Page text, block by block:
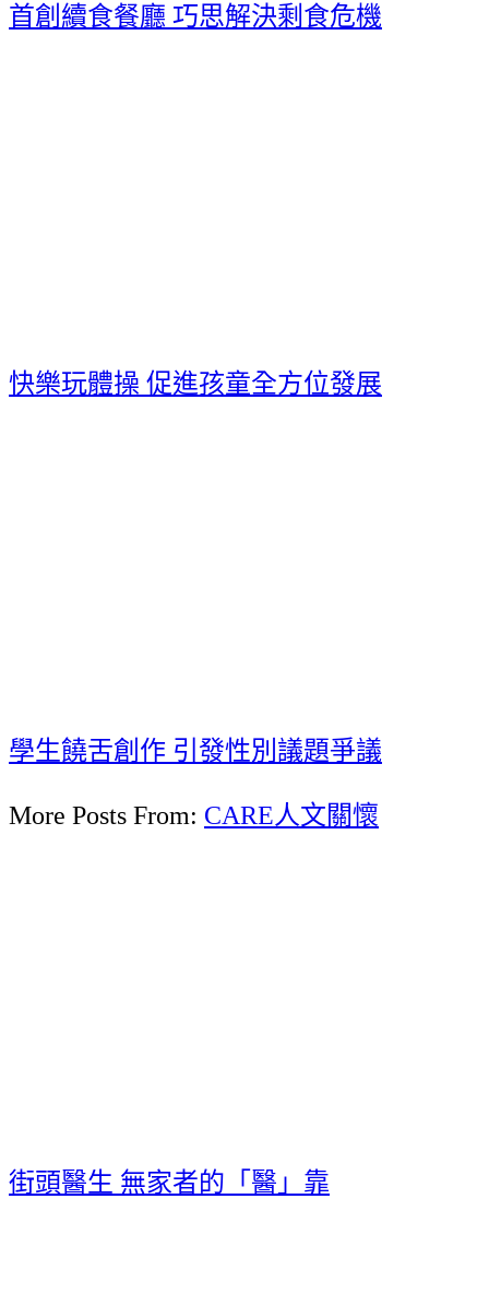
首創續食餐廳 巧思解決剩食危機
快樂玩體操 促進孩童全方位發展
學生饒舌創作 引發性別議題爭議
More Posts From: CARE人文關懷
街頭醫生 無家者的「醫」靠